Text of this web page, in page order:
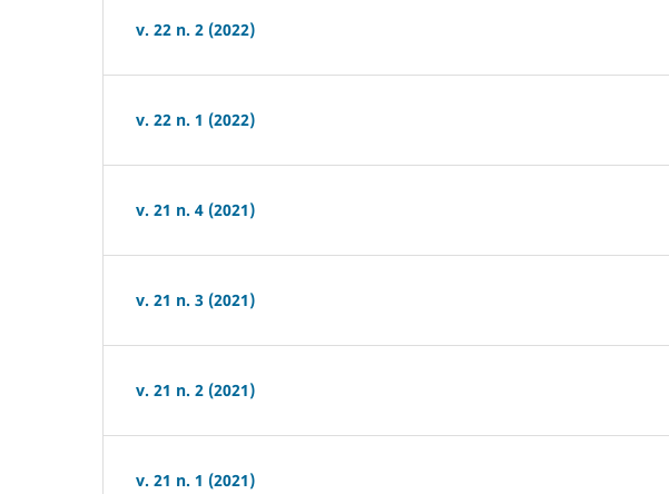
v. 22 n. 2 (2022)
v. 22 n. 1 (2022)
v. 21 n. 4 (2021)
v. 21 n. 3 (2021)
v. 21 n. 2 (2021)
v. 21 n. 1 (2021)